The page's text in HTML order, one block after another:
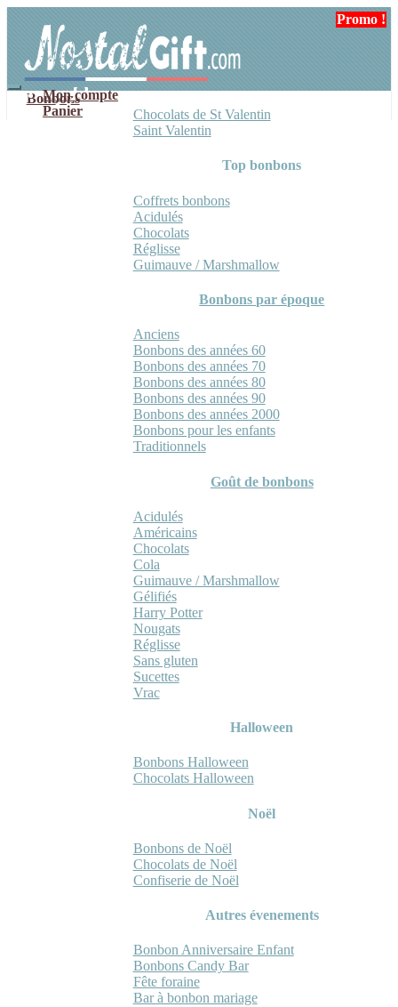
navigation
contenu
Mon compte
Panier
Bonbons
Chocolats de St Valentin
Saint Valentin
Top bonbons
Coffrets bonbons
Acidulés
Chocolats
Réglisse
Guimauve / Marshmallow
Bonbons par époque
Anciens
Bonbons des années 60
Bonbons des années 70
Bonbons des années 80
Bonbons des années 90
Bonbons des années 2000
Bonbons pour les enfants
Traditionnels
Goût de bonbons
Acidulés
Américains
Chocolats
Cola
Guimauve / Marshmallow
Gélifiés
Harry Potter
Nougats
Réglisse
Sans gluten
Sucettes
Vrac
Halloween
Bonbons Halloween
Chocolats Halloween
Noël
Bonbons de Noël
Chocolats de Noël
Confiserie de Noël
Autres évenements
Bonbon Anniversaire Enfant
Bonbons Candy Bar
Fête foraine
Bar à bonbon mariage
Promo !
Promo !